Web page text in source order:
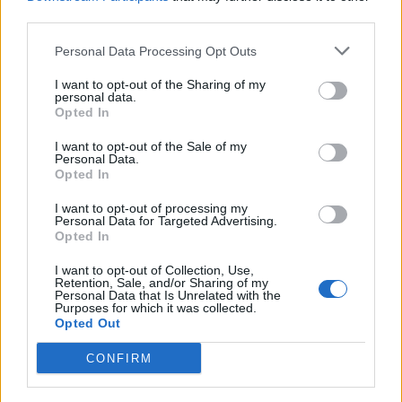
Personal Data Processing Opt Outs
I want to opt-out of the Sharing of my
personal data.
Opted In
I want to opt-out of the Sale of my
Personal Data.
Opted In
I want to opt-out of processing my
Personal Data for Targeted Advertising.
Opted In
I want to opt-out of Collection, Use,
Retention, Sale, and/or Sharing of my
Personal Data that Is Unrelated with the
Purposes for which it was collected.
Opted Out
CONFIRM
Facebook Accède à Vos Photos Sans Consentement:
Désactivez-le Facilement
Comment tourner la page après une rupture en 2026
Découvrez la clé simple
6 phrases puissantes pour imposer le respect sans crier
Couple : les surnoms amoureux les plus donnés dans le
monde (et les 5 préférés des Français !)
Variations du 69 : les conseils de notre sexologue pour
Commentaires récents